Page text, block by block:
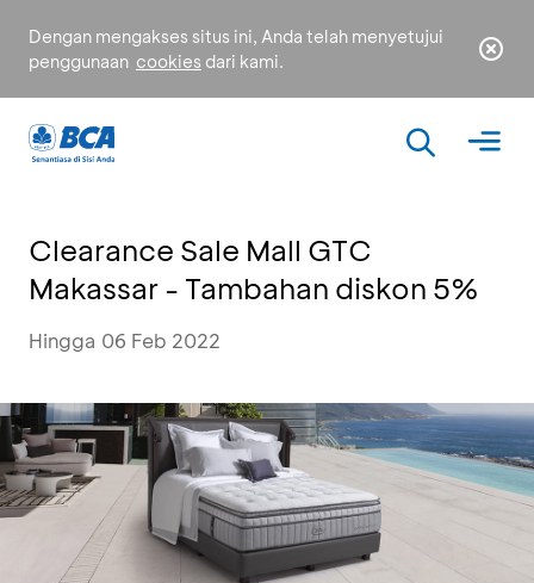
Dengan mengakses situs ini, Anda telah menyetujui
penggunaan cookies dari kami.
Clearance Sale Mall GTC
Makassar - Tambahan diskon 5%
Hingga 06 Feb 2022